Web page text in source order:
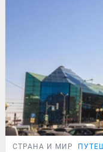
СТРАНА И МИР